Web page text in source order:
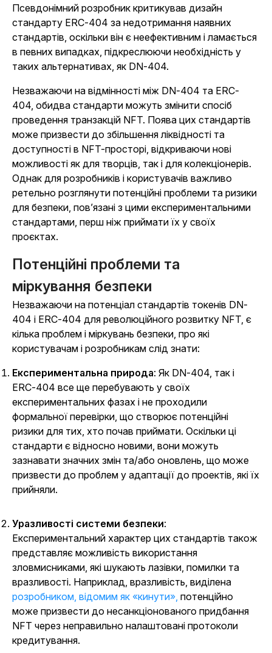
Псевдонімний розробник критикував дизайн
стандарту ERC-404 за недотримання наявних
стандартів, оскільки він є неефективним і ламається
в певних випадках, підкреслюючи необхідність у
таких альтернативах, як DN-404.
Незважаючи на відмінності між DN-404 та ERC-
404, обидва стандарти можуть змінити спосіб
проведення транзакцій NFT. Поява цих стандартів
може призвести до збільшення ліквідності та
доступності в NFT-просторі, відкриваючи нові
можливості як для творців, так і для колекціонерів.
Однак для розробників і користувачів важливо
ретельно розглянути потенційні проблеми та ризики
для безпеки, пов’язані з цими експериментальними
стандартами, перш ніж приймати їх у своїх
проєктах.
Потенційні проблеми та
міркування безпеки
Незважаючи на потенціал стандартів токенів DN-
404 і ERC-404 для революційного розвитку NFT, є
кілька проблем і міркувань безпеки, про які
користувачам і розробникам слід знати:
Експериментальна природа: Як DN-404, так і
ERC-404 все ще перебувають у своїх
експериментальних фазах і не проходили
формальної перевірки, що створює потенційні
ризики для тих, хто почав приймати. Оскільки ці
стандарти є відносно новими, вони можуть
зазнавати значних змін та/або оновлень, що може
призвести до проблем у адаптації до проектів, які їх
прийняли.
Уразливості системи безпеки:
Експериментальний характер цих стандартів також
представляє можливість використання
зловмисниками, які шукають лазівки, помилки та
вразливості. Наприклад, вразливість, виділена
розробником, відомим як «кинути», потенційно
може призвести до несанкціонованого придбання
NFT через неправильно налаштовані протоколи
кредитування.